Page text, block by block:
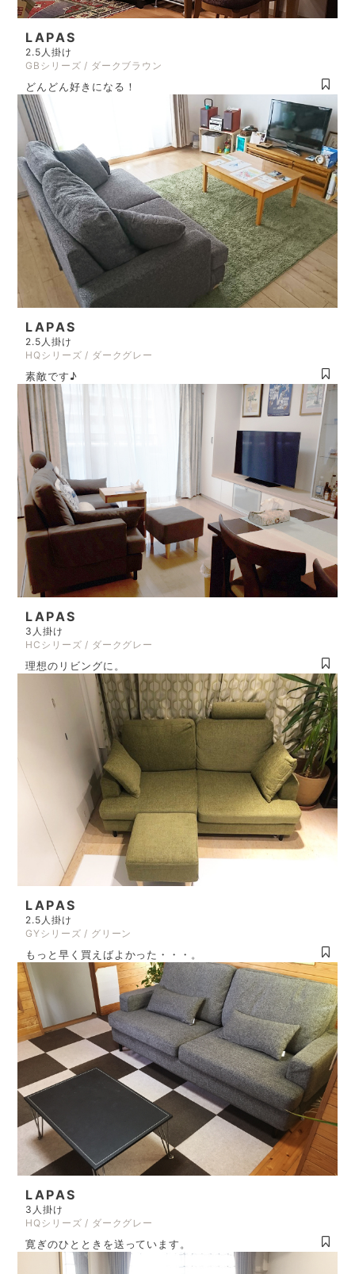
LAPAS
2.5人掛け
GBシリーズ / ダークブラウン
どんどん好きになる！
LAPAS
2.5人掛け
HQシリーズ / ダークグレー
素敵です♪
LAPAS
3人掛け
HCシリーズ / ダークグレー
理想のリビングに。
LAPAS
2.5人掛け
GYシリーズ / グリーン
もっと早く買えばよかった・・・。
LAPAS
3人掛け
HQシリーズ / ダークグレー
寛ぎのひとときを送っています。